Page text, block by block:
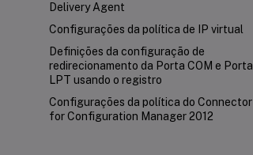
Delivery Agent
Configurações da política de IP virtual
Definições da configuração de
redirecionamento da Porta COM e Porta
LPT usando o registro
Configurações da política do Connector
for Configuration Manager 2012